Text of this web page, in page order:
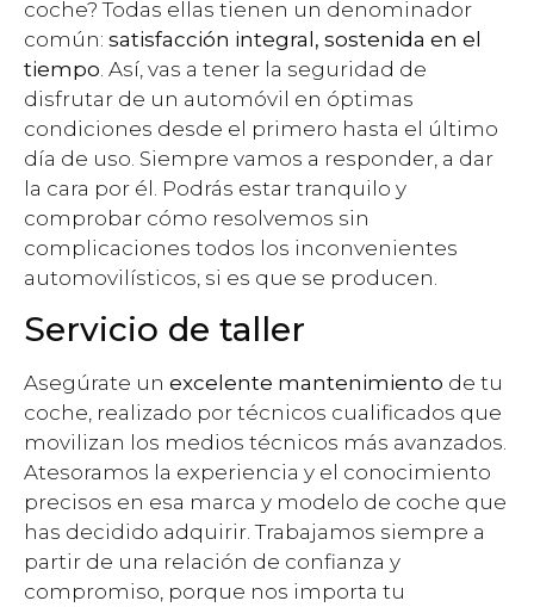
coche? Todas ellas tienen un denominador
común: satisfacción integral, sostenida en el
tiempo . Así, vas a tener la seguridad de
disfrutar de un automóvil en óptimas
condiciones desde el primero hasta el último
día de uso. Siempre vamos a responder, a dar
la cara por él. Podrás estar tranquilo y
comprobar cómo resolvemos sin
complicaciones todos los inconvenientes
automovilísticos, si es que se producen.
Servicio de taller
Asegúrate un excelente mantenimiento de tu
coche, realizado por técnicos cualificados que
movilizan los medios técnicos más avanzados.
Atesoramos la experiencia y el conocimiento
precisos en esa marca y modelo de coche que
has decidido adquirir. Trabajamos siempre a
partir de una relación de confianza y
compromiso, porque nos importa tu